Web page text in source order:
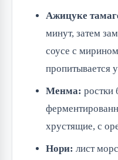
Ажицуке
минут, затем
соусе с
пропитывается
Менма: ростки
хрустящие, с
Нори: лист